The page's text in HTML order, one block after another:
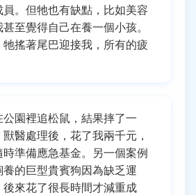
。但牠也有缺點，比如美容
至覺得自己在養一個小孩。
搖著尾巴迎接我，所有的疲
園裡追松鼠，結果摔了一
醫處理後，花了我兩千元，
準備應急基金。另一個案例
的巨型貴賓狗因為缺乏運
來花了很長時間才減重成